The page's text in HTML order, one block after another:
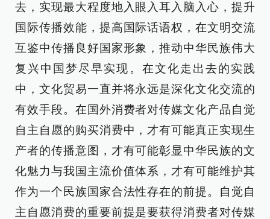
去，实现最大程度地入眼入耳入脑入心，提升
国际传播效能，提高国际话语权，在文明交流
互鉴中传播良好国家形象，推动中华民族伟大
复兴中国梦尽早实现。在文化走出去的实践
中，文化贸易一直并将永远是深化文化交流的
有效手段。在国外消费者对传媒文化产品自觉
自主自愿的购买消费中，才有可能真正实现生
产者的传播意图，才有可能彰显中华民族的文
化魅力与我国主流价值体系，才有可能维护其
作为一个民族国家合法性存在的前提。自觉自
主自愿消费的重要前提是要获得消费者对传媒